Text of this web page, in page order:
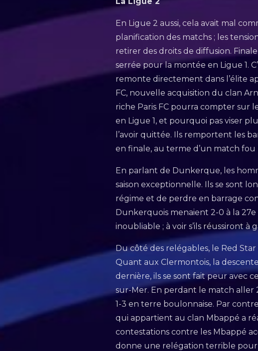
En Ligue 2 aussi, cela avait mal
planification des matchs ; les
retirer des droits de diffusion.
serrée pour la montée en Ligue 1.
remonte directement dans l’élite
FC, nouvelle acquisition du clan
riche Paris FC pourra compter sur
en Ligue 1, et pourquoi pas viser
l’avoir quittée. Ils remportent les
en finale, au terme d’un match fou
En parlant de Dunkerque, les
saison exceptionnelle. Ils se sont
régime et de perdre en barrage
Dunkerquois menaient 2-0 à la
inoubliable ; à voir s’ils réussiront
Du côté des relégables, le Red
Quant aux Clermontois, la
dernière, ils se sont fait peur avec
sur-Mer. En perdant le match aller
1-3 en terre boulonnaise. Par
qui appartient au clan Mbappé a
contestations contre les Mbappé
donne une relégation terrible pour